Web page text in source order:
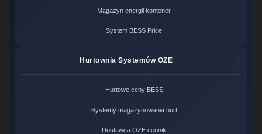
Magazyn energii kontener
System BESS Price
Hurtownia Systemów OZE
Hurtowe ceny BESS
Systemy magazynowania hurt
Dostawca OZE cennik